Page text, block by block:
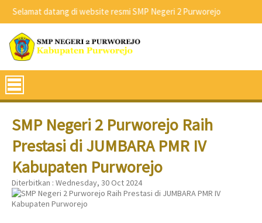
Selamat datang di website resmi SMP Negeri 2 Purworejo
SMP Negeri 2 Purworejo Raih
Prestasi di JUMBARA PMR IV
Kabupaten Purworejo
Diterbitkan : Wednesday, 30 Oct 2024